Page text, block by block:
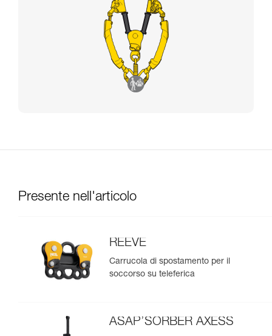
Presente nell'articolo
REEVE
Carrucola di spostamento per il
soccorso su teleferica
ASAP’SORBER AXESS